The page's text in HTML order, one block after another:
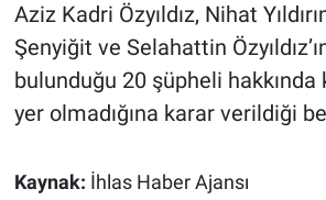
Aziz Kadri Özyıldız, Nihat
Şenyiğit ve Selahattin
bulunduğu 20 şüpheli
yer olmadığına karar verildiği
Kaynak: İhlas Haber Ajansı